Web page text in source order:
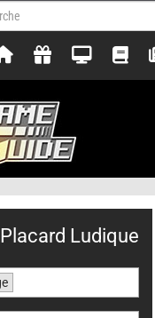
Ludique